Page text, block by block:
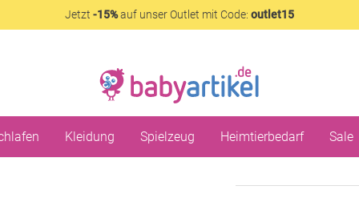
Jetzt -15%auf unser Outlet mit Code: outlet15
Kleidung Spielzeug Heimtierbedarf Sale